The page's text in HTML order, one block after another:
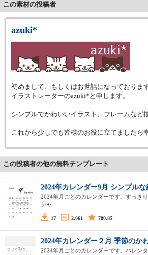
この素材の投稿者
azuki*
初めまして、もしくはお世話になっております
イラストレーターのazuki*と申します。
シンプルでかわいいイラスト、フレームなど
これから少しでも皆様のお役に立てましたら
この投稿者の他の無料テンプレート
2024年カレンダー9月 シンプル
2024年月ごとのカレンダーです。すっき
シャ…
17 2,061 780.85
2024年カレンダー２月 季節のか
2024年月ごとのカレンダーです。バレン